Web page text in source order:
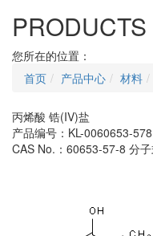
PRODUCTS
您所在的位置：
首页
产品中心 材料
丙烯酸 锆(IV)盐
产品编号：KL-0060653-578
CAS No.：60653-57-8 分